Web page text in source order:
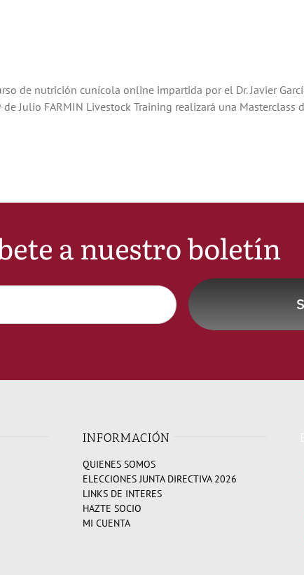
de nutrición cunícola online impartida por el Dr. Javier
Julio FARMIN Livestock Training realizará una Masterclass
a nuestro boletín
INFORMACIÓN
QUIENES SOMOS
ELECCIONES JUNTA DIRECTIVA 2026
LINKS DE INTERES
HAZTE SOCIO
MI CUENTA